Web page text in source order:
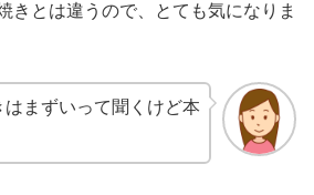
きとは違うので、とても気になりま
まずいって聞くけど本